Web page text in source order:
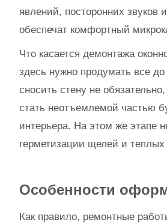
явлений, посторонних звуков
обеспечат комфортный
Что касается демонтажа
здесь нужно продумать все
сносить стену не
стать неотъемлемой частью
интерьера. На этом же этапе
герметизации щелей и теплых
Особенности
Как правило, ремонтные